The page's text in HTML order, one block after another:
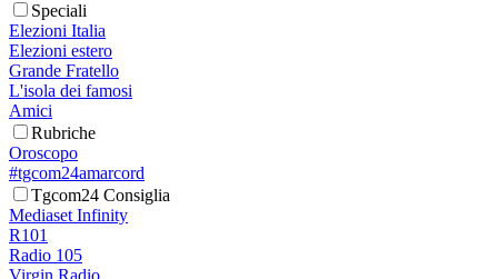
Speciali
Elezioni Italia
Elezioni estero
Grande Fratello
L'isola dei famosi
Amici
Rubriche
Oroscopo
#tgcom24amarcord
Tgcom24 Consiglia
Mediaset Infinity
R101
Radio 105
Virgin Radio